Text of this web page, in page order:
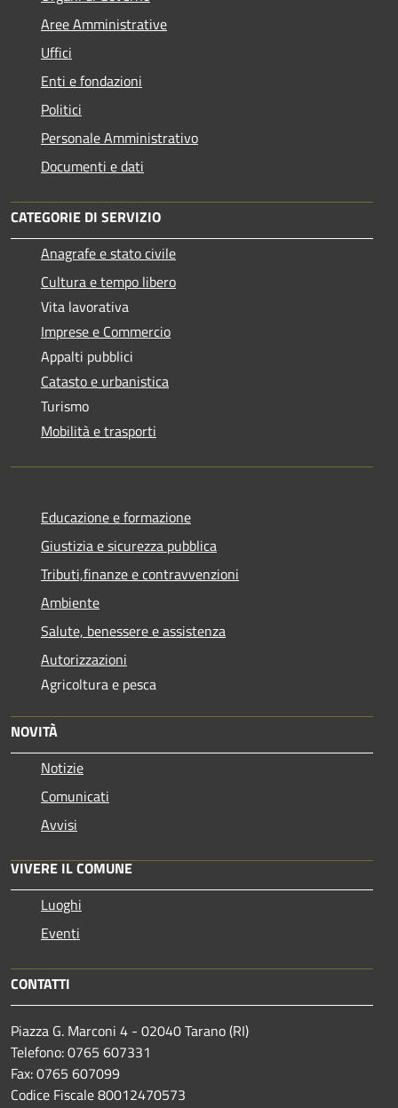
Aree Amministrative
Uffici
Enti e fondazioni
Politici
Personale Amministrativo
Documenti e dati
CATEGORIE DI SERVIZIO
Anagrafe e stato civile
Cultura e tempo libero
Vita lavorativa
Imprese e Commercio
Appalti pubblici
Catasto e urbanistica
Turismo
Mobilità e trasporti
Educazione e formazione
Giustizia e sicurezza pubblica
Tributi,finanze e contravvenzioni
Ambiente
Salute, benessere e assistenza
Autorizzazioni
Agricoltura e pesca
NOVITÀ
Notizie
Comunicati
Avvisi
VIVERE IL COMUNE
Luoghi
Eventi
CONTATTI
Piazza G. Marconi 4 - 02040 Tarano (RI)
Telefono: 0765 607331
Fax: 0765 607099
Codice Fiscale 80012470573